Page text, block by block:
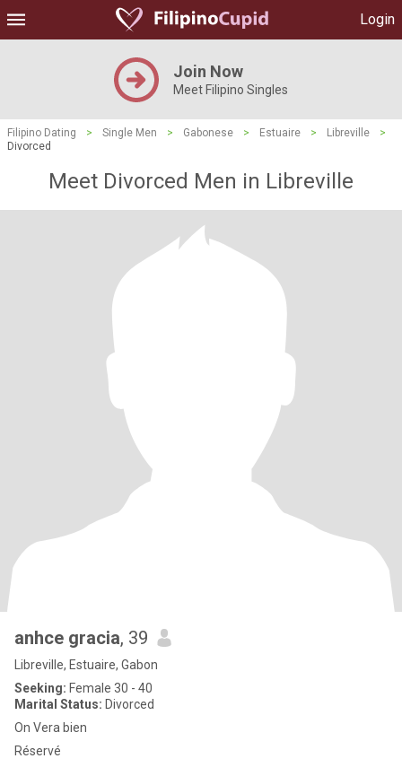
Login
Join Now
Meet Filipino Singles
Filipino Dating > Single Men > Gabonese > Estuaire > Libreville
>
Divorced
Meet Divorced Men in Libreville
anhce gracia, 39
Libreville, Estuaire, Gabon
Seeking: Female 30 - 40
Marital Status: Divorced
On Vera bien
Réservé